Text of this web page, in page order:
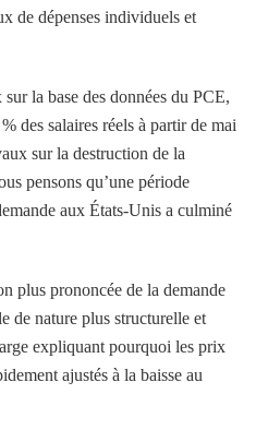
de dépenses individuels et
la base des données du PCE,
des salaires réels à partir de mai
sur la destruction de la
pensons qu’une période
aux États-Unis a culminé
plus prononcée de la demande
de nature plus structurelle et
expliquant pourquoi les prix
ajustés à la baisse au